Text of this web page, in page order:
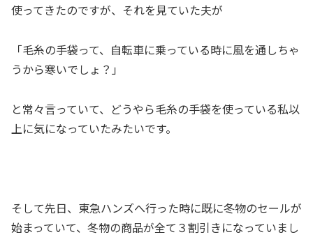
使ってきたのですが、それを見ていた夫が
「毛糸の手袋って、自転車に乗っている時に風を通しちゃ
うから寒いでしょ？」
と常々言っていて、どうやら毛糸の手袋を使っている私以
上に気になっていたみたいです。
そして先日、東急ハンズへ行った時に既に冬物のセールが
始まっていて、冬物の商品が全て３割引きになっていまし